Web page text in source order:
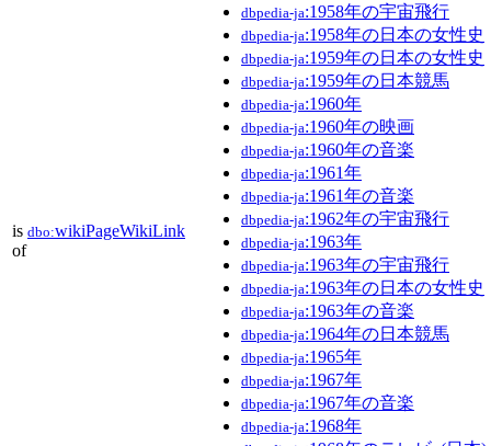
is dbo:wikiPageWikiLink
of
dbpedia-ja:1958年の宇宙飛行
dbpedia-ja:1958年の日本の女性史
dbpedia-ja:1959年の日本の女性史
dbpedia-ja:1959年の日本競馬
dbpedia-ja:1960年
dbpedia-ja:1960年の映画
dbpedia-ja:1960年の音楽
dbpedia-ja:1961年
dbpedia-ja:1961年の音楽
dbpedia-ja:1962年の宇宙飛行
dbpedia-ja:1963年
dbpedia-ja:1963年の宇宙飛行
dbpedia-ja:1963年の日本の女性史
dbpedia-ja:1963年の音楽
dbpedia-ja:1964年の日本競馬
dbpedia-ja:1965年
dbpedia-ja:1967年
dbpedia-ja:1967年の音楽
dbpedia-ja:1968年